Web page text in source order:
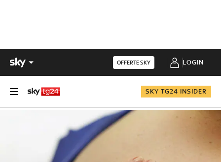
OFFERTE SKY LOGIN
SKY TG24 INSIDER